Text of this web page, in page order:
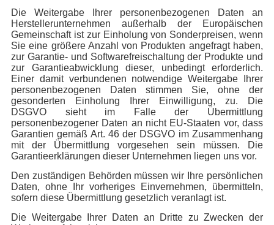
Die Weitergabe Ihrer personenbezogenen Daten an
Herstellerunternehmen außerhalb der Europäischen
Gemeinschaft ist zur Einholung von Sonderpreisen, wenn
Sie eine größere Anzahl von Produkten angefragt haben,
zur Garantie- und Softwarefreischaltung der Produkte und
zur Garantieabwicklung dieser, unbedingt erforderlich.
Einer damit verbundenen notwendige Weitergabe Ihrer
personenbezogenen Daten stimmen Sie, ohne der
gesonderten Einholung Ihrer Einwilligung, zu. Die
DSGVO sieht im Falle der Übermittlung
personenbezogener Daten an nicht EU-Staaten vor, dass
Garantien gemäß Art. 46 der DSGVO im Zusammenhang
mit der Übermittlung vorgesehen sein müssen. Die
Garantieerklärungen dieser Unternehmen liegen uns vor.
Den zuständigen Behörden müssen wir Ihre persönlichen
Daten, ohne Ihr vorheriges Einvernehmen, übermitteln,
sofern diese Übermittlung gesetzlich veranlagt ist.
Die Weitergabe Ihrer Daten an Dritte zu Zwecken der